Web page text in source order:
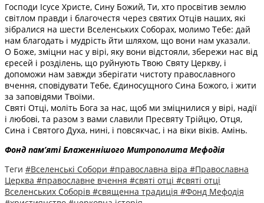
Господи Ісусе Христе, Сину Божий, Ти, хто просвітив землю
світлом правди і благочестя через святих Отців наших, які
зібралися на шести Вселенських Соборах, молимо Тебе: дай
нам благодать і мудрість йти шляхом, що вони нам указали.
О Боже, зміцни нас у вірі, яку вони відстояли, збережи нас від
єресей і розділень, що руйнують Твою Святу Церкву, і
допоможи нам завжди зберігати чистоту православного
вчення, сповідувати Тебе, Єдиносущного Сина Божого, і жити
за заповідями Твоїми.
Святі Отці, моліть Бога за нас, щоб ми зміцнилися у вірі, надії
і любові, та разом з вами славили Пресвяту Трійцю, Отця,
Сина і Святого Духа, нині, і повсякчас, і на віки віків. Амінь.
Фонд пам’яті Блаженнішого Митрополита Мефодія
Теги #Вселенські Собори #православна віра #Православна
Церква #православне вчення #святі отці #святі отці
Вселенських Соборів #священна традиція #Фонд Мефодія